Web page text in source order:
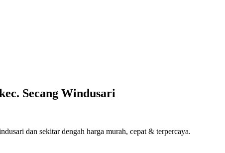
Secang Windusari
dan sekitar dengah harga murah, cepat & terpercaya.